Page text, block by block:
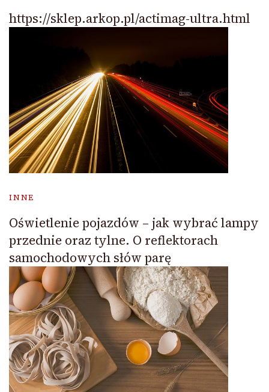
https://sklep.arkop.pl/actimag-ultra.html
INNE
Oświetlenie pojazdów – jak wybrać lampy
przednie oraz tylne. O reflektorach
samochodowych słów parę